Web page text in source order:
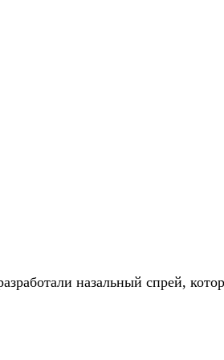
назальный спрей,